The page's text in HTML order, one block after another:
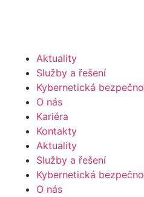
Aktuality
Služby a řešení
Kybernetická
O nás
Kariéra
Kontakty
Aktuality
Služby a řešení
Kybernetická
O nás